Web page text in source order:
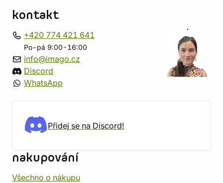
kontakt
+420 774 421 641
Po-pá 9:00-16:00
info@imago.cz
Discord
WhatsApp
Přidej se na Discord!
nakupování
Všechno o nákupu